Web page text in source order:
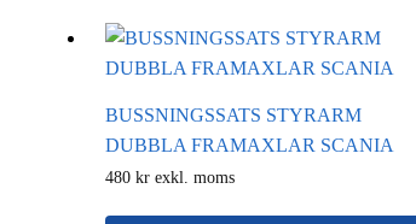
BUSSNINGSSATS STYRARM
DUBBLA FRAMAXLAR SCANIA
480 kr exkl. moms